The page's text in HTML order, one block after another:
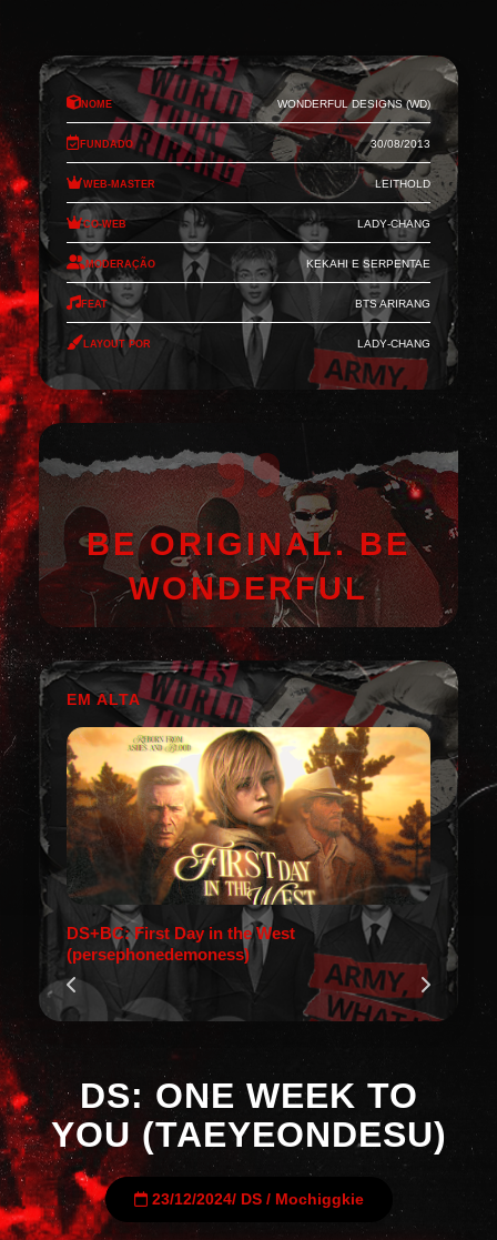
Nome Wonderful Designs (WD)
Fundado 30/08/2013
Web-Master Leithold
Co-Web Lady-Chang
Moderação Kekahi e Serpentae
Feat BTS Arirang
Layout por Lady-Chang
BE ORIGINAL. BE
WONDERFUL
EM ALTA
DS+BC: First Day in the West
(persephonedemoness)
DS: ONE WEEK TO
YOU (TAEYEONDESU)
23/12/2024/ DS/ Mochiggkie